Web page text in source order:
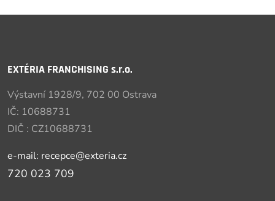
EXTÉRIA FRANCHISING s.r.o.
Výstavní 1928/9, 702 00 Ostrava
IČ: 10688731
DIČ : CZ10688731
e-mail: recepce@exteria.cz
720 023 709